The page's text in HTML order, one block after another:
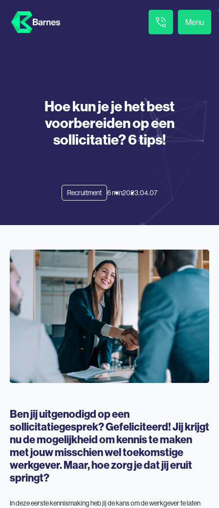
Menu
Hoe kun je je het best
voorbereiden op een
sollicitatie? 6 tips!
Recruitment 6 min2023.04.07
Ben jij uitgenodigd op een
sollicitatiegesprek? Gefeliciteerd! Jij krijgt
nu de mogelijkheid om kennis te maken
met jouw misschien wel toekomstige
werkgever.Maar, hoe zorg je dat jij eruit
springt?
In deze eerste kennismaking heb jij de kans om de werkgever te laten